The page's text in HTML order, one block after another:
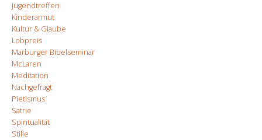
Jugendtreffen
Kinderarmut
Kultur & Glaube
Lobpreis
Marburger Bibelseminar
McLaren
Meditation
Nachgefragt
Pietismus
Satrie
Spiritualität
Stille